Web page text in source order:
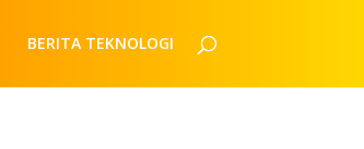
BERITA TEKNOLOGI